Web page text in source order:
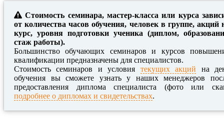
Стоимость семинара, мастер-класса или курса
от количества часов обучения, человек в группе, акций
курс, уровня подготовки ученика (диплом,
стаж работы).
Большинство обучающих семинаров и курсов
квалификации предназначены для специалистов.
Стоимость семинаров и условия текущих акций на
обучения вы сможете узнать у наших менеджеров
предоставления диплома специалиста (фото или
подробнее о дипломах и свидетельствах.